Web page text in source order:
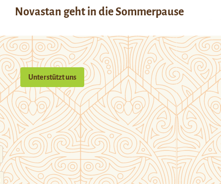
Novastan geht in die Sommerpause
Unterstützt uns